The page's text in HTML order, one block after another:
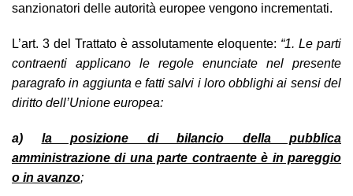
sanzionatori delle autorità europee vengono incrementati.
L’art. 3 del Trattato è assolutamente eloquente: “1. Le parti
contraenti applicano le regole enunciate nel presente
paragrafo in aggiunta e fatti salvi i loro obblighi ai sensi del
diritto dell’Unione europea:
a) la posizione di bilancio della pubblica
amministrazione di una parte contraente è in pareggio
o in avanzo;